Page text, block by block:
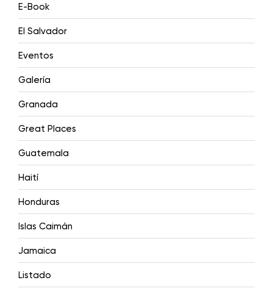
E-Book
El Salvador
Eventos
Galería
Granada
Great Places
Guatemala
Haití
Honduras
Islas Caimán
Jamaica
Listado